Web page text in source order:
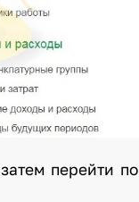
перейти